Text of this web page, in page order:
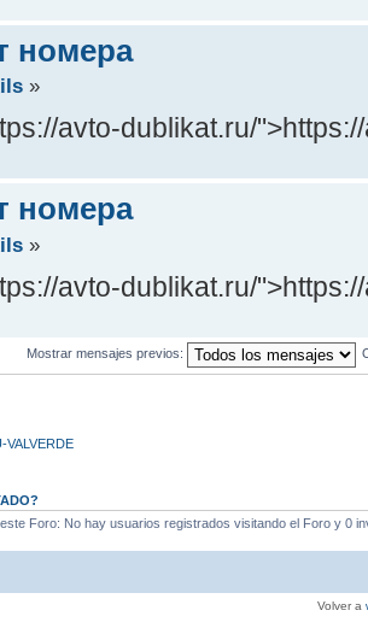
номера
»
avto-dublikat.ru/
номера
»
avto-dublikat.ru/
Mostrar mensajes previos:
VALVERDE
Foro: No hay usuarios registrados visitando el Foro y 0
Volver a